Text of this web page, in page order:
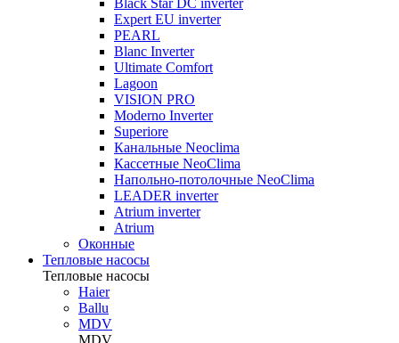
Black Star DC inverter
Expert EU inverter
PEARL
Blanc Inverter
Ultimate Comfort
Lagoon
VISION PRO
Moderno Inverter
Superiore
Канальные Neoclima
Кассетные NeoClima
Напольно-потолочные NeoClima
LEADER inverter
Atrium inverter
Atrium
Оконные
Тепловые насосы
Тепловые насосы
Haier
Ballu
MDV